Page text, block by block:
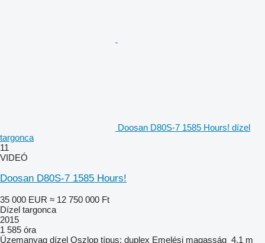
Doosan D80S-7 1585 Hours! dízel
targonca
11
VIDEÓ
Doosan D80S-7 1585 Hours!
35 000 EUR ≈ 12 750 000 Ft
Dízel targonca
2015
1 585 óra
Üzemanyag dízel Oszlop típus: duplex Emelési magasság 4,1 m